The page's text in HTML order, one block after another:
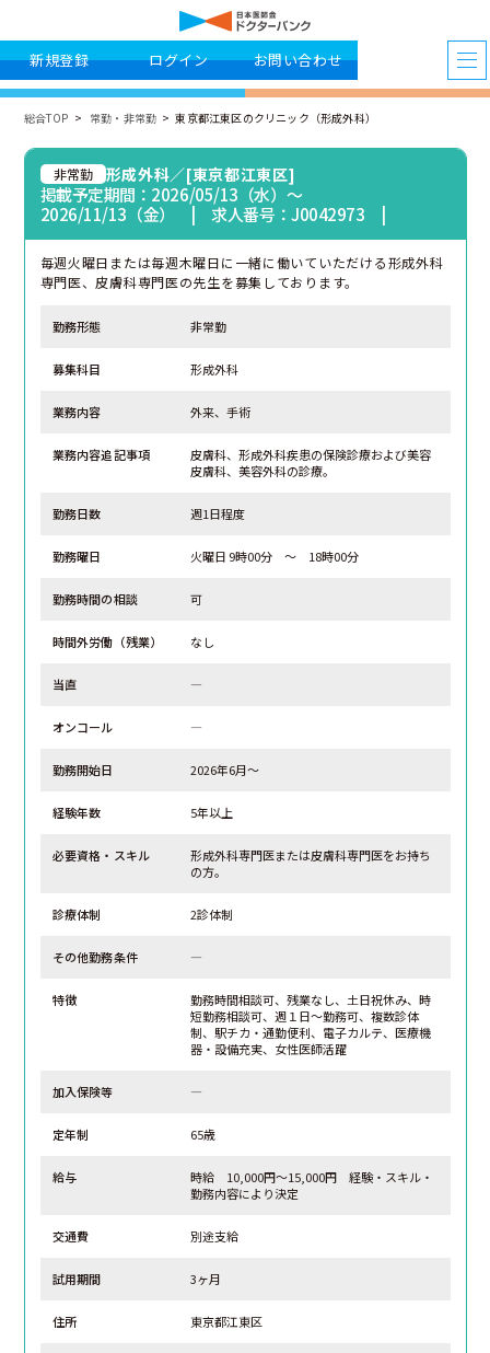
新規登録 ログイン お問い合わせ
総合TOP 常勤・非常勤 東京都江東区のクリニック（形成外科）
非常勤 形成外科／[東京都江東区]
掲載予定期間：2026/05/13（水）〜
2026/11/13（金） | 求人番号：J0042973 |
毎週火曜日または毎週木曜日に一緒に働いていただける形成外科
専門医、皮膚科専門医の先生を募集しております。
勤務形態 非常勤
募集科目 形成外科
業務内容 外来、手術
業務内容追記事項
皮膚科、形成外科疾患の保険診療および美容
皮膚科、美容外科の診療。
勤務日数 週1日程度
勤務曜日 火曜日 9時00分 ～ 18時00分
勤務時間の相談 可
時間外労働（残業） なし
当直 ―
オンコール ―
勤務開始日 2026年6月～
経験年数 5年以上
必要資格・スキル
形成外科専門医または皮膚科専門医をお持ち
の方。
診療体制 2診体制
その他勤務条件 ―
特徴
勤務時間相談可、残業なし、土日祝休み、時
短勤務相談可、週１日～勤務可、複数診体
制、駅チカ・通勤便利、電子カルテ、医療機
器・設備充実、女性医師活躍
加入保険等 ―
定年制 65歳
給与
時給 10,000円～15,000円 経験・スキル・
勤務内容により決定
交通費 別途支給
試用期間 3ヶ月
住所 東京都江東区